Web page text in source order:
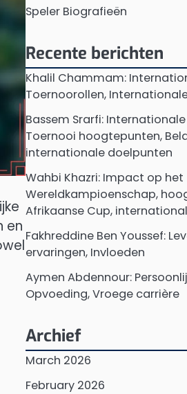
en
Speler Biografieën
Recente berichten
Khalil Chammam:
Toernoorollen,
Bassem Srarfi:
Toernooi hoogtepunten,
internationale doelpunten
Wahbi Khazri: Impact op het
Wereldkampioenschap,
Afrikaanse Cup,
Fakhreddine Ben Youssef:
ervaringen, Invloeden
Aymen Abdennour:
Opvoeding, Vroege carrière
Archief
March 2026
February 2026